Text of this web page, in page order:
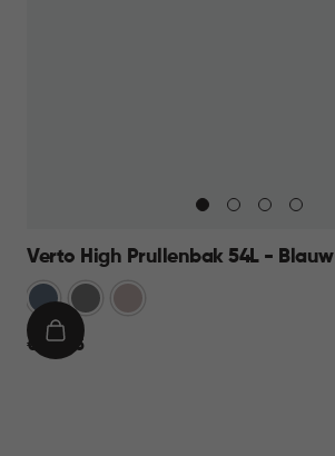
Verto High Prullenbak 54L - Blauw
BlauwGrijs Rose
€
€ 44,95
IN